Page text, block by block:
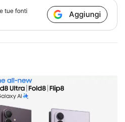
tue fonti
Aggiungi